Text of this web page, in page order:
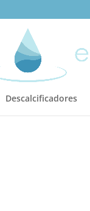
Descalcificadores